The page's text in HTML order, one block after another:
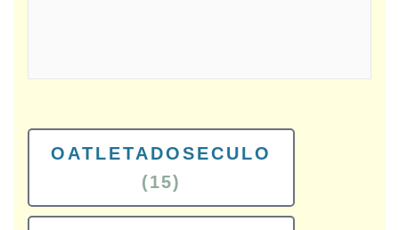
OATLETADOSECULO
(15)